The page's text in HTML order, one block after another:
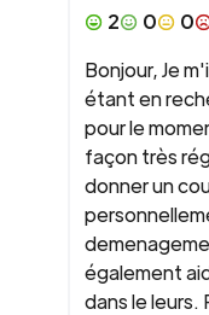
2 0 0
Bonjour, Je
étant en
pour le
façon très
donner un
également
dans le